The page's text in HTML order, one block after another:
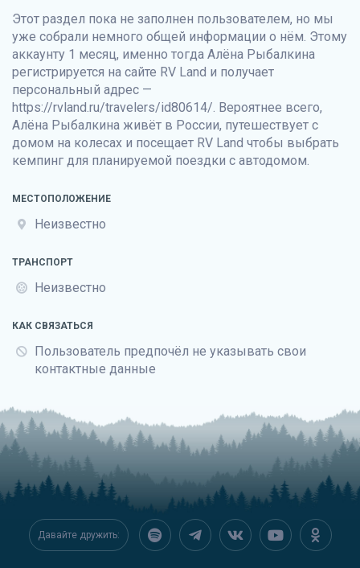
Этот раздел пока не заполнен пользователем, но мы
уже собрали немного общей информации о нём. Этому
аккаунту 1 месяц, именно тогда Алёна Рыбалкина
регистрируется на сайте RV Land и получает
персональный адрес —
https://rvland.ru/travelers/id80614/. Вероятнее всего,
Алёна Рыбалкина живёт в России, путешествует с
домом на колесах и посещает RV Land чтобы выбрать
кемпинг для планируемой поездки с автодомом.
МЕСТОПОЛОЖЕНИЕ
Неизвестно
ТРАНСПОРТ
Неизвестно
КАК СВЯЗАТЬСЯ
Пользователь предпочёл не указывать свои
контактные данные
Давайте дружить: